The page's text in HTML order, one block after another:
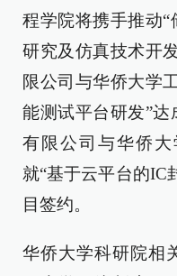
程学院将携手推动“
研究及仿真技术开
限公司与华侨大学
能测试平台研发”
有限公司与华侨
就“基于云平台的IC
目签约。
华侨大学科研院相